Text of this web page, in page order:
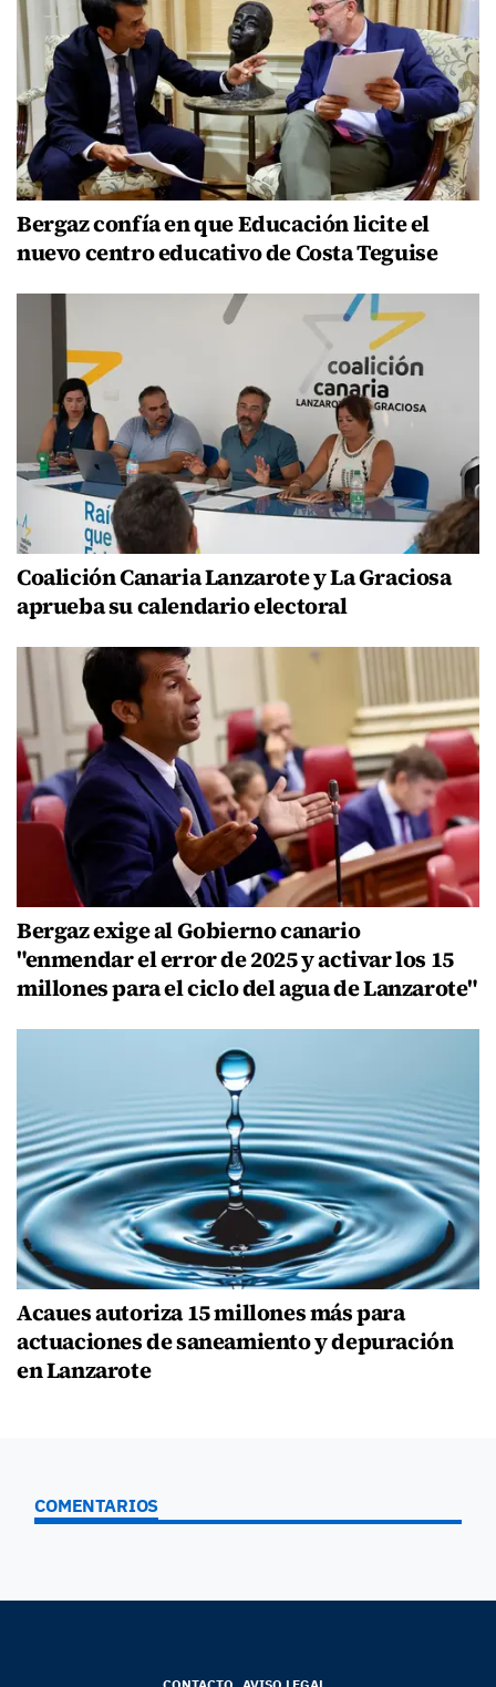
Bergaz confía en que Educación licite el
nuevo centro educativo de Costa Teguise
Coalición Canaria Lanzarote y La Graciosa
aprueba su calendario electoral
Bergaz exige al Gobierno canario
"enmendar el error de 2025 y activar los 15
millones para el ciclo del agua de Lanzarote"
Acaues autoriza 15 millones más para
actuaciones de saneamiento y depuración
en Lanzarote
COMENTARIOS